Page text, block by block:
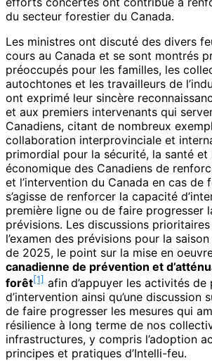
du secteur forestier du Canada.
Les ministres ont discuté des divers
cours au Canada et se sont montrés
préoccupés pour les familles, les
autochtones et les travailleurs de
ont exprimé leur sincère
et aux premiers intervenants qui
Canadiens, citant de nombreux
collaboration interprovinciale et
primordial pour la sécurité, la santé
économique des Canadiens de
et l’intervention du Canada en cas de
s’agisse de renforcer la capacité
première ligne ou de faire progresser
prévisions. Les discussions
l’examen des prévisions pour la
de 2025, le point sur la mise en
canadienne de prévention et
forêt[1] afin d’appuyer les activités
d’intervention ainsi qu’une discussion
de faire progresser les mesures qui
résilience à long terme de nos
infrastructures, y compris l’adoption
principes et pratiques d’Intelli-feu.